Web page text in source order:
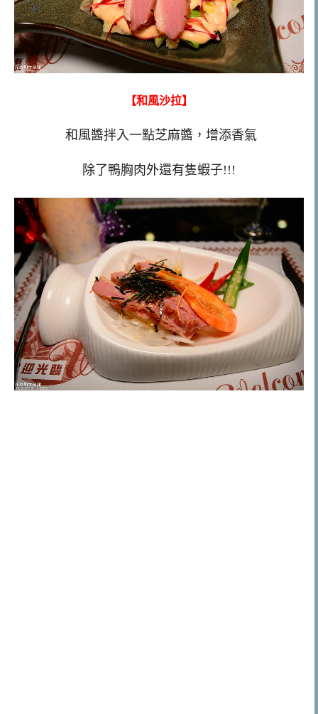
【和風沙拉】
和風醬拌入一點芝麻醬，增添香氣
除了鴨胸肉外還有隻蝦子!!!